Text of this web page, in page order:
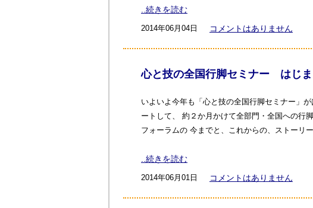
..続きを読む
2014年06月04日 コメントはありません
心と技の全国行脚セミナー はじま
いよいよ今年も「心と技の全国行脚セミナー」
ートして、 約２か月かけて全部門・全国への行
フォーラムの 今までと、これからの、ストーリ
..続きを読む
2014年06月01日 コメントはありません